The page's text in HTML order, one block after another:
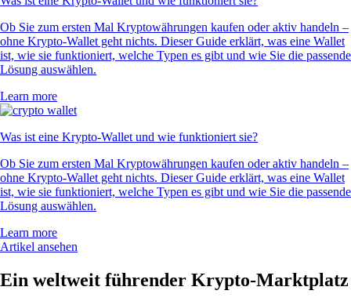
Ob Sie zum ersten Mal Kryptowährungen kaufen oder aktiv handeln –
ohne Krypto-Wallet geht nichts. Dieser Guide erklärt, was eine Wallet
ist, wie sie funktioniert, welche Typen es gibt und wie Sie die passende
Lösung auswählen.
Learn more
Was ist eine Krypto-Wallet und wie funktioniert sie?
Ob Sie zum ersten Mal Kryptowährungen kaufen oder aktiv handeln –
ohne Krypto-Wallet geht nichts. Dieser Guide erklärt, was eine Wallet
ist, wie sie funktioniert, welche Typen es gibt und wie Sie die passende
Lösung auswählen.
Learn more
Artikel ansehen
Ein weltweit führender Krypto-Marktplatz